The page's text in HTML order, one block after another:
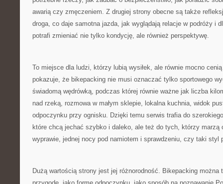
awarią czy zmęczeniem. Z drugiej strony obecne są także
droga, co daje samotna jazda, jak wyglądają relacje w podróży i
potrafi zmieniać nie tylko kondycję, ale również perspektywę.
To miejsce dla ludzi, którzy lubią wysiłek, ale równie mocno
pokazuje, że bikepacking nie musi oznaczać tylko sportowego
świadomą wędrówką, podczas której równie ważne jak liczba
nad rzeką, rozmowa w małym sklepie, lokalna kuchnia, widok
odpoczynku przy ognisku. Dzięki temu serwis trafia do
które chcą jechać szybko i daleko, ale też do tych, którzy marzą
wyprawie, jednej nocy pod namiotem i sprawdzeniu, czy taki styl
Dużą wartością strony jest jej różnorodność. Bikepacking można